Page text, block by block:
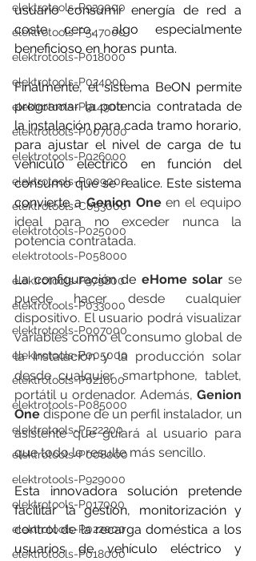
elektrotools-P929000
elektrotools-P547000
elektrotools-P018000
elektrotools-P024000
elektrotools-P914900
elektrotools-P007000
elektrotools-P026000
elektrotools-P009000
elektrotools-C053000
elektrotools-P025000
elektrotools-P058000
elektrotools-P979800
elektrotools-P033000
elektrotools-P007000
elektrotools-P005000
elektrotools-P021000
elektrotools-P085000
elektrotools-P522200
elektrotools-P008000
elektrotools-P929000
elektrotools-P017000
elektrotools-P022000
elektrotools-P018000
usuario consumir energía de red a
coste cero, algo especialmente
beneficioso en horas punta.
Finalmente, el sistema BeON permite
programar la potencia contratada de
la instalación para cada tramo horario,
para ajustar el nivel de carga de tu
vehículo eléctrico en función del
consumo que se realice. Este sistema
convierte a Genion One en el equipo
ideal para no exceder nunca la
potencia contratada.
La configuración de eHome solar se
puede hacer desde cualquier
dispositivo. El usuario podrá visualizar
variables como el consumo global de
la instalación y la producción solar
desde cualquier smartphone, tablet,
portátil u ordenador. Además, Genion
One dispone de un perfil instalador, un
asistente que guiará al usuario para
que todo le resulte más sencillo.
Esta innovadora solución pretende
facilitar la gestión, monitorización y
control de la recarga doméstica a los
usuarios de vehículo eléctrico y